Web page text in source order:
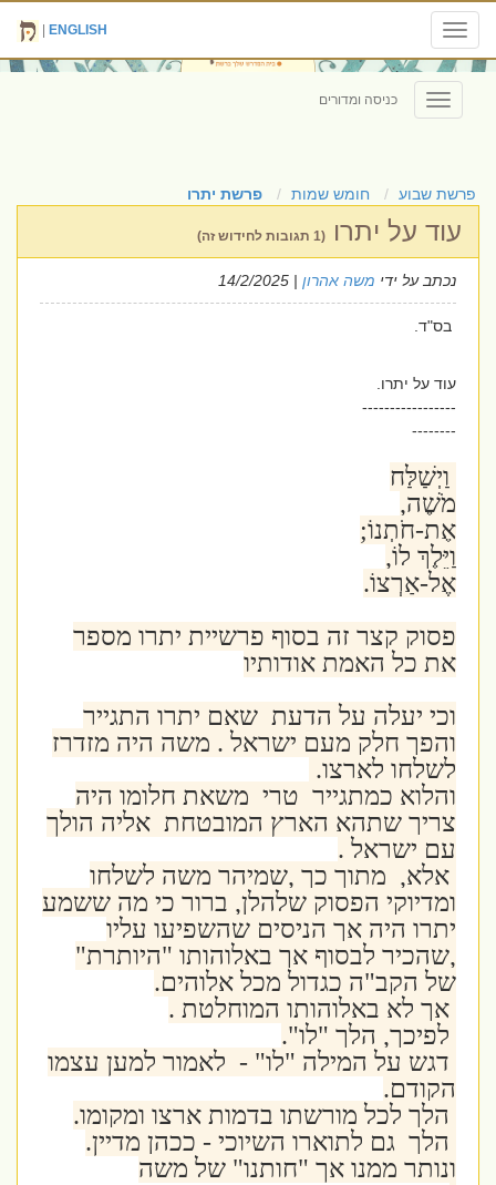
Toggle
navigation
ENGLISH
Toggle
navigation
כניסה ומדורים
פרשת שבוע חומש שמות פרשת יתרו
עוד על יתרו (1 תגובות לחידוש זה)
נכתב על ידי משה אהרון | 14/2/2025
בס"ד.
עוד על יתרו.
-----------------
--------
וַיְשַׁלַּח
מֹשֶׁה,
אֶת-חֹתְנוֹ;
וַיֵּלֶךְ לוֹ,
אֶל-אַרְצוֹ.
פסוק קצר זה בסוף פרשיית יתרו מספר
את כל האמת אודותיו
וכי יעלה על הדעת שאם יתרו התגייר
והפך חלק מעם ישראל . משה היה מזדרז
לשלחו לארצו.
והלוא כמתגייר טרי משאת חלומו היה
צריך שתהא הארץ המובטחת אליה הולך
עם ישראל .
אלא, מתוך כך ,שמיהר משה לשלחו
ומדיוקי הפסוק שלהלן, ברור כי מה ששמע
יתרו היה אך הניסים שהשפיעו עליו
,שהכיר לבסוף אך באלוהותו "היותרת"
של הקב"ה כגדול מכל אלוהים.
אך לא באלוהותו המוחלטת .
לפיכך, הלך "לו".
דגש על המילה "לו" - לאמור למען עצמו
הקודם.
הלך לכל מורשתו בדמות ארצו ומקומו.
הלך גם לתוארו השיוכי - ככהן מדיין.
ונותר ממנו אך "חותנו" של משה